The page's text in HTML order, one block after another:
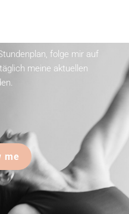
folge mir auf
meine aktuellen
me